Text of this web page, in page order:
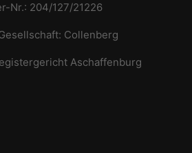
Nr.: 204/127/21226
Collenberg
Aschaffenburg